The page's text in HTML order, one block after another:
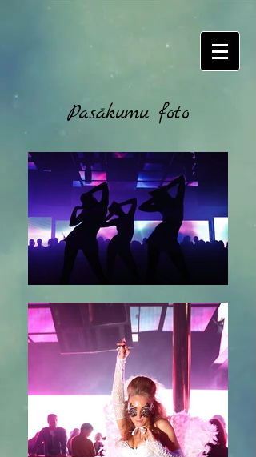
Pasākumu foto